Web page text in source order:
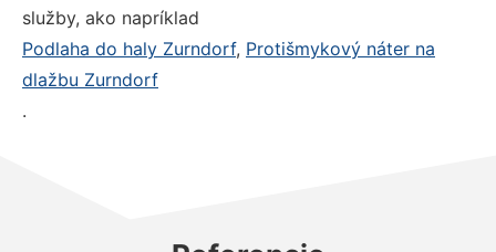
služby, ako napríklad
Podlaha do haly Zurndorf, Protišmykový náter na
dlažbu Zurndorf
.